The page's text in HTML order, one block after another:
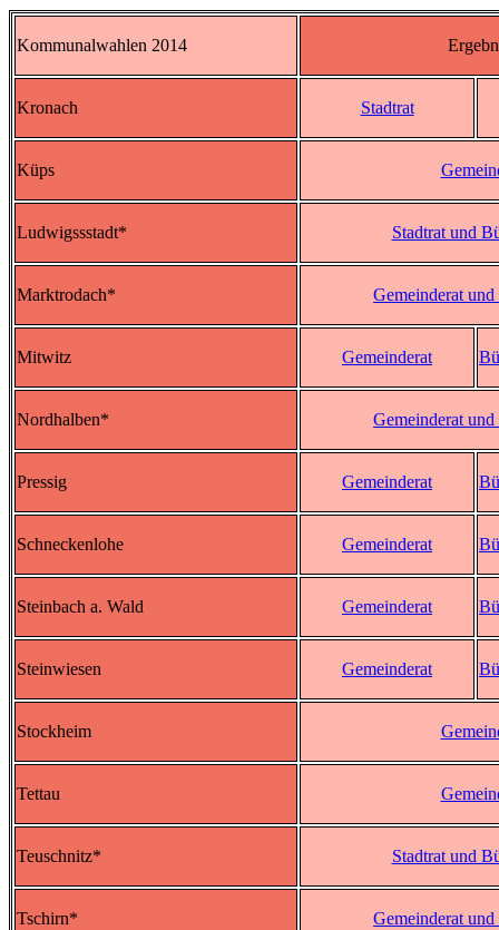
Kommunalwahlen 2014
Kronach Stadtrat
Küps
Ludwigssstadt* Stadtrat und
Marktrodach* Gemeinderat
Mitwitz Gemeinderat
Nordhalben* Gemeinderat
Pressig Gemeinderat
Schneckenlohe Gemeinderat
Steinbach a. Wald Gemeinderat
Steinwiesen Gemeinderat
Stockheim
Tettau
Teuschnitz* Stadtrat und
Tschirn* Gemeinderat